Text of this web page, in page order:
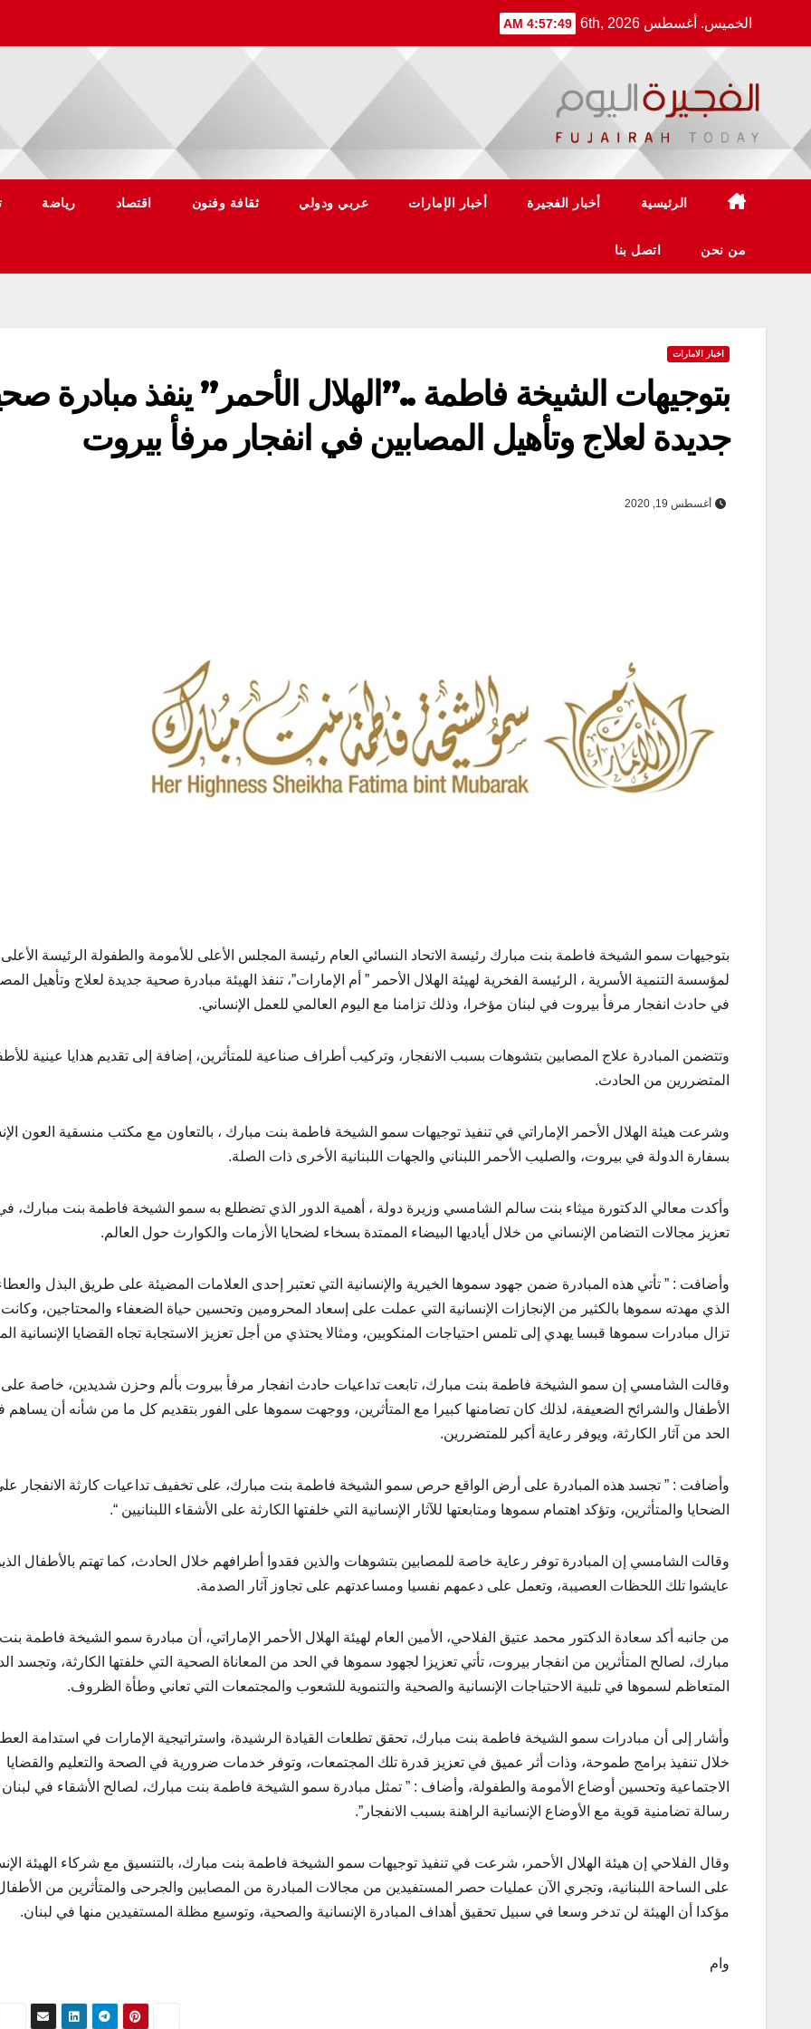
الخميس. أغسطس 6th, 2026 4:57:49 AM
الرئيسية أخبار الفجيرة أخبار الإمارات عربي ودولي ثقافة وفنون اقتصاد رياضة
من نحن اتصل بنا
اخبار الامارات
بتوجيهات الشيخة فاطمة ..”الهلال الأحمر” ينفذ مبادرة
جديدة لعلاج وتأهيل المصابين في انفجار مرفأ بيروت
أغسطس 19, 2020
بتوجيهات سمو الشيخة فاطمة بنت مبارك رئيسة الاتحاد النسائي العام رئيسة المجلس الأعلى للأمومة والطفولة الرئيسة الأعلى
لمؤسسة التنمية الأسرية ، الرئيسة الفخرية لهيئة الهلال الأحمر ” أم الإمارات”، تنفذ الهيئة مبادرة صحية جديدة لعلاج وتأهيل
في حادث انفجار مرفأ بيروت في لبنان مؤخرا، وذلك تزامنا مع اليوم العالمي للعمل الإنساني.
وتتضمن المبادرة علاج المصابين بتشوهات بسبب الانفجار، وتركيب أطراف صناعية للمتأثرين، إضافة إلى تقديم هدايا عينية
المتضررين من الحادث.
وشرعت هيئة الهلال الأحمر الإماراتي في تنفيذ توجيهات سمو الشيخة فاطمة بنت مبارك ، بالتعاون مع مكتب منسقية العون
بسفارة الدولة في بيروت، والصليب الأحمر اللبناني والجهات اللبنانية الأخرى ذات الصلة.
وأكدت معالي الدكتورة ميثاء بنت سالم الشامسي وزيرة دولة ، أهمية الدور الذي تضطلع به سمو الشيخة فاطمة بنت مبارك،
تعزيز مجالات التضامن الإنساني من خلال أياديها البيضاء الممتدة بسخاء لضحايا الأزمات والكوارث حول العالم.
وأضافت : ” تأتي هذه المبادرة ضمن جهود سموها الخيرية والإنسانية التي تعتبر إحدى العلامات المضيئة على طريق البذل
الذي مهدته سموها بالكثير من الإنجازات الإنسانية التي عملت على إسعاد المحرومين وتحسين حياة الضعفاء والمحتاجين، وكانت
تزال مبادرات سموها قبسا يهدي إلى تلمس احتياجات المنكوبين، ومثالا يحتذي من أجل تعزيز الاستجابة تجاه القضايا الإنسانية
وقالت الشامسي إن سمو الشيخة فاطمة بنت مبارك، تابعت تداعيات حادث انفجار مرفأ بيروت بألم وحزن شديدين، خاصة على
الأطفال والشرائح الضعيفة، لذلك كان تضامنها كبيرا مع المتأثرين، ووجهت سموها على الفور بتقديم كل ما من شأنه أن يساهم
الحد من آثار الكارثة، ويوفر رعاية أكبر للمتضررين.
وأضافت : ” تجسد هذه المبادرة على أرض الواقع حرص سمو الشيخة فاطمة بنت مبارك، على تخفيف تداعيات كارثة الانفجار
الضحايا والمتأثرين، وتؤكد اهتمام سموها ومتابعتها للآثار الإنسانية التي خلفتها الكارثة على الأشقاء اللبنانيين “.
وقالت الشامسي إن المبادرة توفر رعاية خاصة للمصابين بتشوهات والذين فقدوا أطرافهم خلال الحادث، كما تهتم بالأطفال
عايشوا تلك اللحظات العصيبة، وتعمل على دعمهم نفسيا ومساعدتهم على تجاوز آثار الصدمة.
من جانبه أكد سعادة الدكتور محمد عتيق الفلاحي، الأمين العام لهيئة الهلال الأحمر الإماراتي، أن مبادرة سمو الشيخة فاطمة بنت
مبارك، لصالح المتأثرين من انفجار بيروت، تأتي تعزيزا لجهود سموها في الحد من المعاناة الصحية التي خلفتها الكارثة، وتجسد
المتعاظم لسموها في تلبية الاحتياجات الإنسانية والصحية والتنموية للشعوب والمجتمعات التي تعاني وطأة الظروف.
وأشار إلى أن مبادرات سمو الشيخة فاطمة بنت مبارك، تحقق تطلعات القيادة الرشيدة، واستراتيجية الإمارات في استدامة
خلال تنفيذ برامج طموحة، وذات أثر عميق في تعزيز قدرة تلك المجتمعات، وتوفر خدمات ضرورية في الصحة والتعليم والقضايا
الاجتماعية وتحسين أوضاع الأمومة والطفولة، وأضاف : ” تمثل مبادرة سمو الشيخة فاطمة بنت مبارك، لصالح الأشقاء في لبنان
رسالة تضامنية قوية مع الأوضاع الإنسانية الراهنة بسبب الانفجار”.
وقال الفلاحي إن هيئة الهلال الأحمر، شرعت في تنفيذ توجيهات سمو الشيخة فاطمة بنت مبارك، بالتنسيق مع شركاء الهيئة
على الساحة اللبنانية، وتجري الآن عمليات حصر المستفيدين من مجالات المبادرة من المصابين والجرحى والمتأثرين من
مؤكدا أن الهيئة لن تدخر وسعا في سبيل تحقيق أهداف المبادرة الإنسانية والصحية، وتوسيع مظلة المستفيدين منها في لبنان.
وام